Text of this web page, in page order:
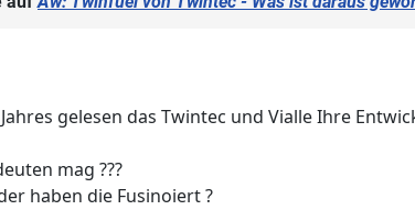
gelesen das Twintec und Vialle Ihre
mag ???
haben die Fusinoiert ?